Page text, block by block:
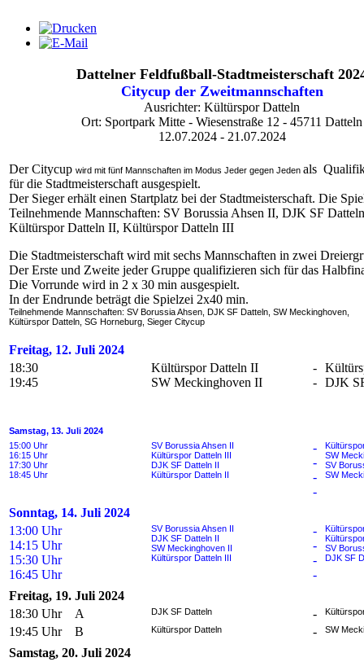
Dattelner Feldfußball-Stadtmeisterschaft
Citycup der Zweitmannschaften
Ausrichter: Kültürspor Datteln
Ort: Sportpark Mitte - Wiesenstraße 12 - 45711 Datteln
12.07.2024 - 21.07.2024
Der Citycup wird mit fünf Mannschaften im Modus Jeder gegen Jeden als
für die Stadtmeisterschaft ausgespielt.
Der Sieger erhält einen Startplatz bei der Stadtmeisterschaft. Die
Teilnehmende Mannschaften: SV Borussia Ahsen II, DJK SF
Kültürspor Datteln II, Kültürspor Datteln III
Die Stadtmeisterschaft wird mit sechs Mannschaften in zwei
Der Erste und Zweite jeder Gruppe qualifizieren sich für das
Die Vorrunde wird in 2 x 30 min ausgespielt.
In der Endrunde beträgt die Spielzei 2x40 min.
Teilnehmende Mannschaften: SV Borussia Ahsen, DJK SF Datteln, SW Meckinghoven,
Kültürspor Datteln, SG Horneburg, Sieger Citycup
Freitag, 12. Juli 2024
18:30
19:45
Kültürspor Datteln II
SW Meckinghoven II
-
- DJK
Samstag, 13. Juli 2024
15:00 Uhr
16:15 Uhr
17:30 Uhr
18:45 Uhr
SV Borussia Ahsen II
Kültürspor Datteln III
DJK SF Datteln II
Kültürspor Datteln II
-
-
-
-
SW
SV
SW
Sonntag, 14. Juli 2024
13:00 Uhr
14:15 Uhr
15:30 Uhr
16:45 Uhr
SV Borussia Ahsen II
DJK SF Datteln II
SW Meckinghoven II
Kültürspor Datteln III
-
-
-
-
SV
DJK SF
Freitag, 19. Juli 2024
18:30 Uhr
A DJK SF Datteln -
19:45 Uhr B Kültürspor Datteln - SW
Samstag, 20. Juli 2024